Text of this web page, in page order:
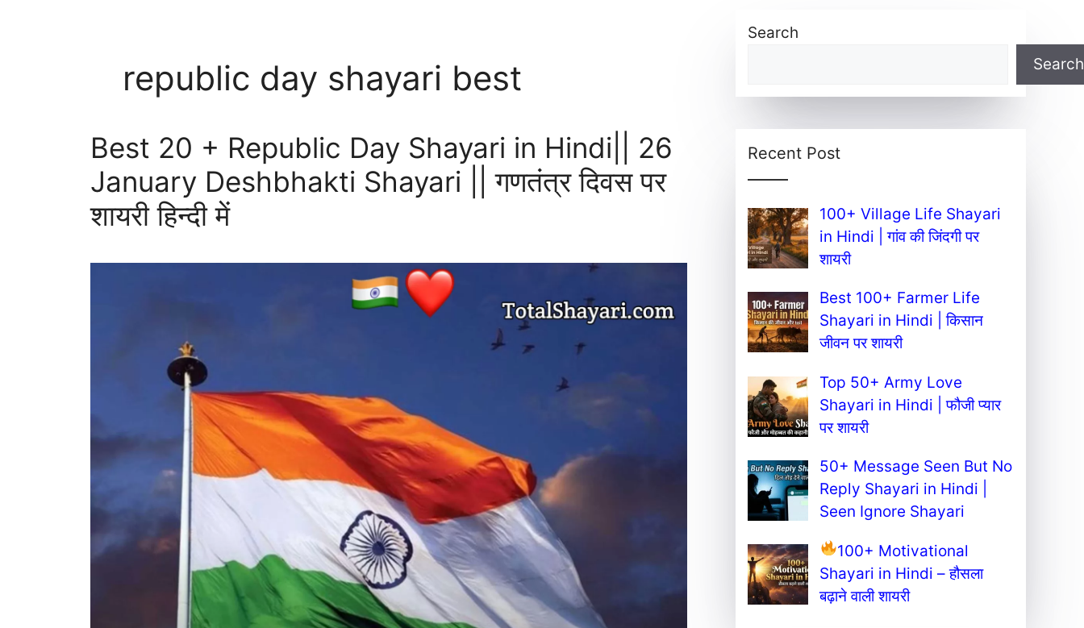
republic day shayari best
Best 20 + Republic Day Shayari in Hindi|| 26
January Deshbhakti Shayari || गणतंत्र दिवस पर
शायरी हिन्दी में
Search
Search
Recent Post
100+ Village Life Shayari
in Hindi | गांव की जिंदगी पर
शायरी
Best 100+ Farmer Life
Shayari in Hindi | किसान
जीवन पर शायरी
Top 50+ Army Love
Shayari in Hindi | फौजी प्यार
पर शायरी
50+ Message Seen But No
Reply Shayari in Hindi |
Seen Ignore Shayari
100+ Motivational
Shayari in Hindi – हौसला
बढ़ाने वाली शायरी